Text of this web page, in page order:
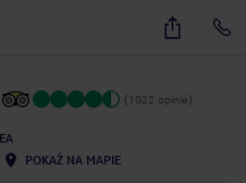
40
(1022 opinie)
POKAŻ NA MAPIE